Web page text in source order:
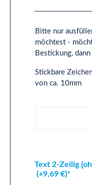
Bitte nur
möchtest -
Bestickung,
Stickbare
von ca. 10mm
Text 2-Zeilig
(+9,69 €)*